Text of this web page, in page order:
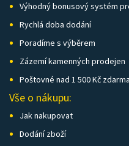
Výhodný bonusový systém
Rychlá doba dodání
Poradíme s výběrem
Zázemí kamenných prodejen
Poštovné nad 1 500 Kč zdarma
Vše o nákupu:
Jak nakupovat
Dodání zboží